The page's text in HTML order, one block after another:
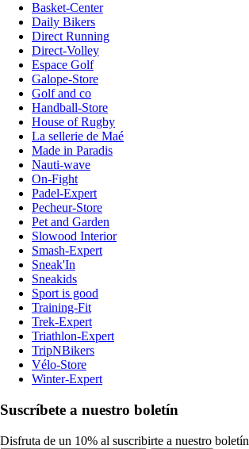
Basket-Center
Daily Bikers
Direct Running
Direct-Volley
Espace Golf
Galope-Store
Golf and co
Handball-Store
House of Rugby
La sellerie de Maé
Made in Paradis
Nauti-wave
On-Fight
Padel-Expert
Pecheur-Store
Pet and Garden
Slowood Interior
Smash-Expert
Sneak'In
Sneakids
Sport is good
Training-Fit
Trek-Expert
Triathlon-Expert
TripNBikers
Vélo-Store
Winter-Expert
Suscríbete a nuestro boletín
Disfruta de un 10% al suscribirte a nuestro boletín